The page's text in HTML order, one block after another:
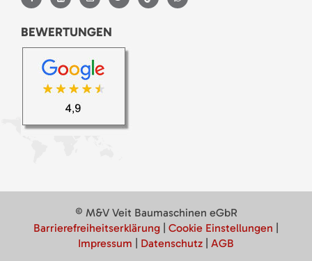
BEWERTUNGEN
© M&V Veit Baumaschinen eGbR
Barrierefreiheitserklärung
Cookie Einstellungen
Impressum
Datenschutz AGB